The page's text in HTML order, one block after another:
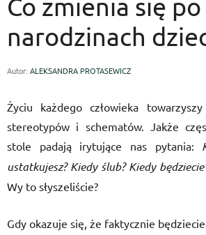
narodzinach
Autor: ALEKSANDRA PROTASEWICZ
Życiu każdego człowieka
stereotypów i schematów. Jakże
stole padają irytujące nas pytania:
ustatkujesz? Kiedy ślub? Kiedy
Wy to słyszeliście?
Gdy okazuje się, że faktycznie